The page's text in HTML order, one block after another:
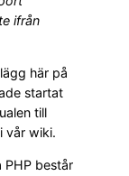
ifrån
här på
startat
till
vår wiki.
PHP består